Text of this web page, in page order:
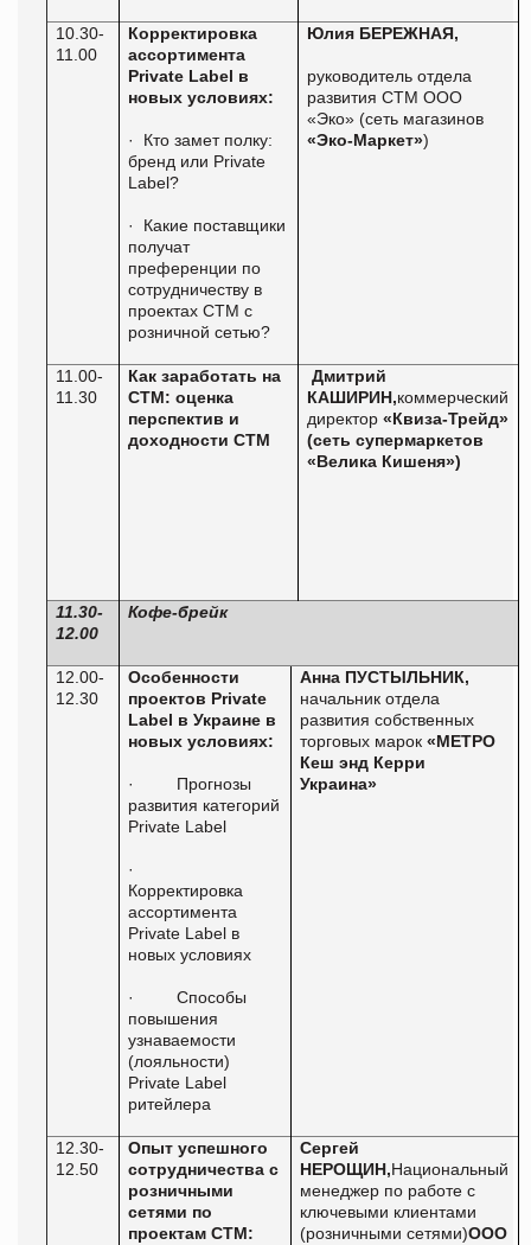
10.30-
11.00
Корректировка
ассортимента
Private Label в
новых условиях:
·
Кто замет полку:
бренд или Private
Label?
·
Какие поставщики
получат
преференции по
сотрудничеству в
проектах СТМ с
розничной сетью?
Юлия БЕРЕЖНАЯ,
руководитель отдела
развития СТМ ООО
«Эко» (сеть магазинов
«Эко-Маркет»)
11.00-
11.30
Как заработать на
СТМ: оценка
перспектив и
доходности СТМ
Дмитрий
КАШИРИН,коммерческий
директор«Квиза-Трейд»
(сеть супермаркетов
«Велика Кишеня»)
11.30-
12.00
Кофе-брейк
12.00-
12.30
Особенности
проектов Private
Label в Украине в
новых условиях:
·
Прогнозы
развития категорий
Private Label
·
Корректировка
ассортимента
Private Label в
новых условиях
·
Способы
повышения
узнаваемости
(лояльности)
Private Label
ритейлера
Анна ПУСТЫЛЬНИК,
начальник отдела
развития собственных
торговых марок«МЕТРО
Кеш энд Керри
Украина»
12.30-
12.50
Опыт успешного
сотрудничества с
розничными
сетями по
проектам СТМ:
Сергей
НЕРОЩИН,Национальный
менеджер по работе с
ключевыми клиентами
(розничными сетями)ООО